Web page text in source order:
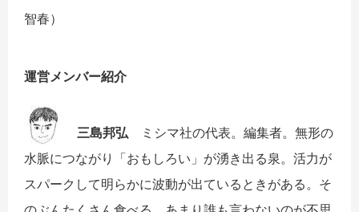
智春）
運営メンバー紹介
三島邦弘 ミシマ社の代表。編集者。無形の
水脈につながり「おもしろい」が湧き出る泉。活力が
スパークして明らかに波動が出ているときがある。そ